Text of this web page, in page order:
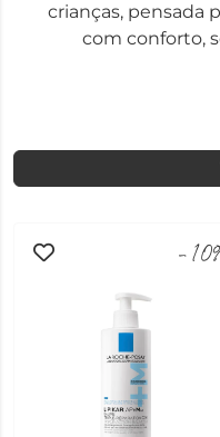
crianças, pensada
com conforto,
-